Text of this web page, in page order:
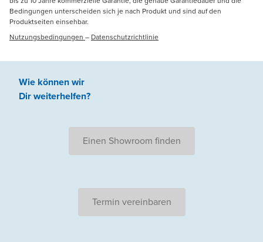
Bedingungen unterscheiden sich je nach Produkt und sind auf den
Produktseiten einsehbar.
Nutzungsbedingungen – Datenschutzrichtlinie
Wie können wir
Dir weiterhelfen?
Einen Showroom finden
Termin vereinbaren